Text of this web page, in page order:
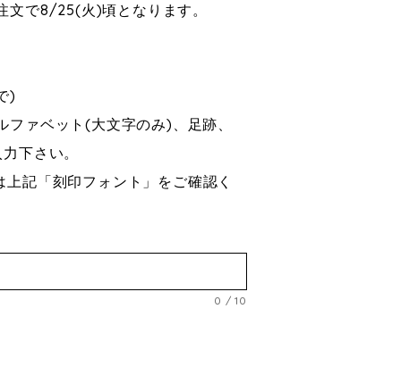
文で8/25(火)頃となります。
)
ァベット(大文字のみ)、足跡、
下さい。
記「刻印フォント」をご確認く
0 /10